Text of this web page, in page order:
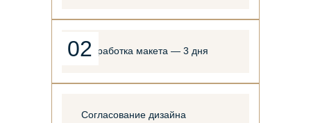
Разработка макета — 3 дня
Согласование дизайна
02